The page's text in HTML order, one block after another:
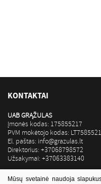
KONTAKTAI
UAB GRĄŽULAS
Įmonės kodas: 175855217
PVM mokėtojo kodas:
El. paštas: info@grazulas.lt
Direktorius: +37068798572
Užsakymai: +37063383140
Luminor Bank AS Lietuvos
Mūsų svetainė naudoja